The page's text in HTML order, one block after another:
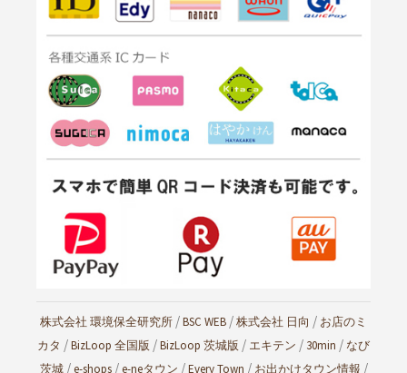
株式会社 環境保全研究所 /BSC WEB /株式会社 日向 / お店のミ
カタ /BizLoop 全国版 /BizLoop 茨城版 / エキテン / 30min / なび
茨城/e-shops/e-neタウン /Every Town / お出かけタウン情報 /